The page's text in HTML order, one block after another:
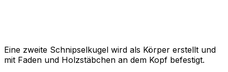
Eine zweite Schnipselkugel wird als Körper erstellt und
mit Faden und Holzstäbchen an dem Kopf befestigt.